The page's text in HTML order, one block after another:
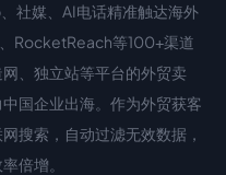
社媒、AI电话精准触达海外
RocketReach等100+渠道
、独立站等平台的外贸卖
国企业出海。作为外贸获客
搜索，自动过滤无效数据，
倍增。